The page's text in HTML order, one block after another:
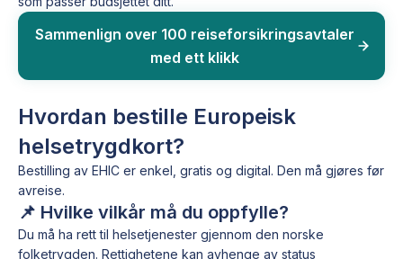
Sammenlign over 100 reiseforsikringsavtaler
med ett klikk
Hvordan bestille Europeisk
helsetrygdkort?
Bestilling av EHIC er enkel, gratis og digital. Den må gjøres før
avreise.
📌 Hvilke vilkår må du oppfylle?
Du må ha rett til helsetjenester gjennom den norske
folketrygden. Rettighetene kan avhenge av status